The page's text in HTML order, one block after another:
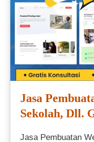
Jasa
Sekolah, Dll.
Jasa Pembuatan